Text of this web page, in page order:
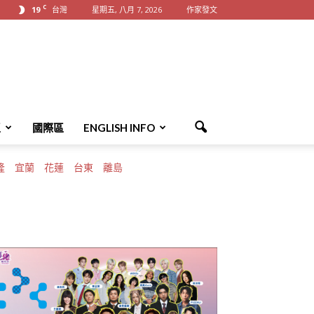
19 C 台灣 星期五, 八月 7, 2026 作家發文
國際區 ENGLISH INFO
宜蘭 花蓮 台東 離島